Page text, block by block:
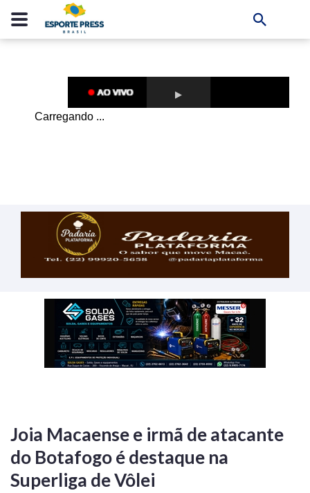
Joia Macaense e irmã de atacante
do Botafogo é destaque na
Superliga de Vôlei